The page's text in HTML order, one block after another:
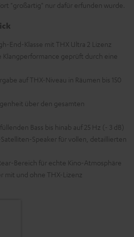
"großartig" nur dafür erfunden wurde.
End-Klasse mit THX Ultra 2 Lizenz
Klangperformance geprüft durch eine
auf THX-Niveau in Räumen bis 150
über den gesamten
Bass bis hinab auf 25 Hz (- 3 dB)
Speaker für vollen, detaillierten
Bereich für echte Kino-Atmosphäre
mit und ohne THX-Lizenz